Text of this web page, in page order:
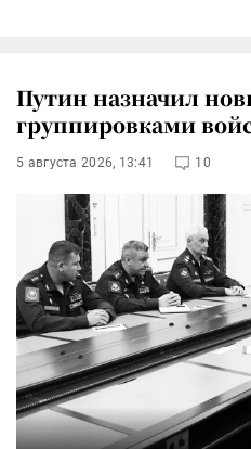
Путин назначил
группировками
5 августа 2026, 13:41 10